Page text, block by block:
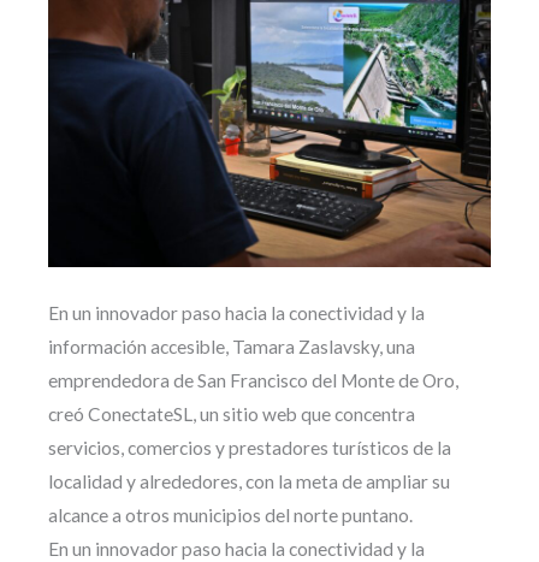
En un innovador paso hacia la conectividad y la
información accesible, Tamara Zaslavsky, una
emprendedora de San Francisco del Monte de Oro,
creó ConectateSL, un sitio web que concentra
servicios, comercios y prestadores turísticos de la
localidad y alrededores, con la meta de ampliar su
alcance a otros municipios del norte puntano.
En un innovador paso hacia la conectividad y la